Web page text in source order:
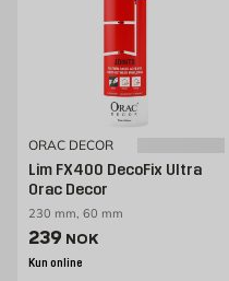
ORAC DECOR
Lim FX400 DecoFix Ultra
Orac Decor
230 mm, 60 mm
Pris 239 NOK /stk
239 NOK
Kun online